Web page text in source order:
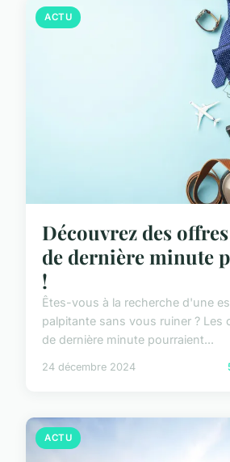
ACTU
Découvrez des
de dernière minute
!
Êtes-vous à la recherche d'une
palpitante sans vous ruiner ? Les
de dernière minute pourraient...
24 décembre 2024
ACTU